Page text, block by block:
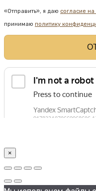
«Отправить», я даю согласие
принимаю политику
×